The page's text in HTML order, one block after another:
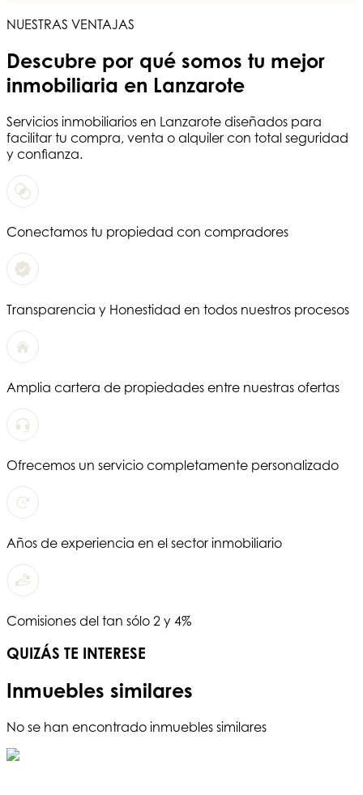
NUESTRAS VENTAJAS
Descubre por qué somos tu mejor
inmobiliaria en Lanzarote
Servicios inmobiliarios en Lanzarote diseñados para
facilitar tu compra, venta o alquiler con total seguridad
y confianza.
Conectamos tu propiedad con compradores
Transparencia y Honestidad en todos nuestros procesos
Amplia cartera de propiedades entre nuestras ofertas
Ofrecemos un servicio completamente personalizado
Años de experiencia en el sector inmobiliario
Comisiones del tan sólo 2 y 4%
QUIZÁS TE INTERESE
Inmuebles similares
No se han encontrado inmuebles similares